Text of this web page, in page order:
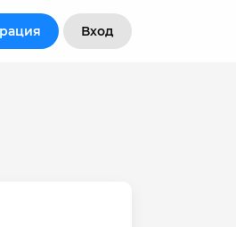
Вход